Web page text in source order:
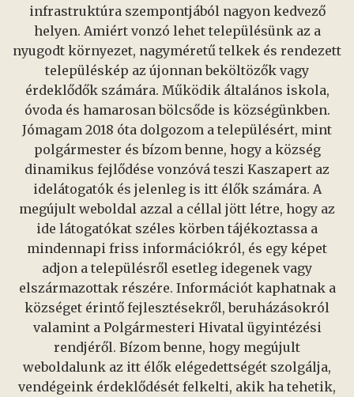
infrastruktúra szempontjából nagyon kedvező
helyen. Amiért vonzó lehet településünk az a
nyugodt környezet, nagyméretű telkek és rendezett
településkép az újonnan beköltözők vagy
érdeklődők számára. Működik általános iskola,
óvoda és hamarosan bölcsőde is községünkben.
Jómagam 2018 óta dolgozom a településért, mint
polgármester és bízom benne, hogy a község
dinamikus fejlődése vonzóvá teszi Kaszapert az
idelátogatók és jelenleg is itt élők számára. A
megújult weboldal azzal a céllal jött létre, hogy az
ide látogatókat széles körben tájékoztassa a
mindennapi friss információkról, és egy képet
adjon a településről esetleg idegenek vagy
elszármazottak részére. Információt kaphatnak a
községet érintő fejlesztésekről, beruházásokról
valamint a Polgármesteri Hivatal ügyintézési
rendjéről. Bízom benne, hogy megújult
weboldalunk az itt élők elégedettségét szolgálja,
vendégeink érdeklődését felkelti, akik ha tehetik,